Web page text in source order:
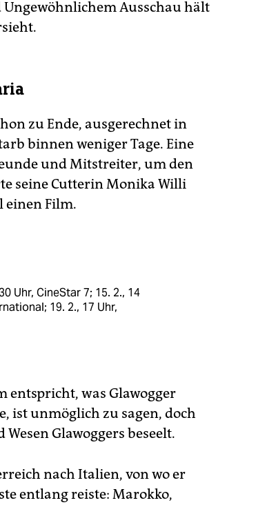
Ausschau hält
zu Ende, ausgerechnet in
binnen weniger Tage. Eine
und Mitstreiter, um den
seine Cutterin Monika Willi
einen Film.
Uhr, CineStar 7; 15. 2., 14
19. 2., 17 Uhr,
entspricht, was Glawogger
ist unmöglich zu sagen, doch
Glawoggers beseelt.
nach Italien, von wo er
entlang reiste: Marokko,